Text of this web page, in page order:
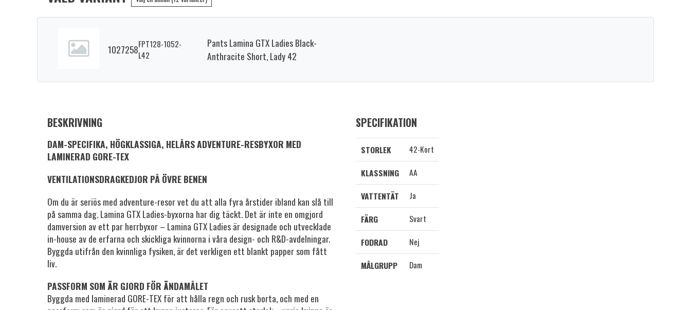
1027258FPT128-1052-
L42
Pants Lamina GTX Ladies Black-
Anthracite Short, Lady 42
BESKRIVNING
DAM-SPECIFIKA, HÖGKLASSIGA, HELÅRS ADVENTURE-RESBYXOR MED
LAMINERAD GORE-TEX
VENTILATIONSDRAGKEDJOR PÅ ÖVRE BENEN
Om du är seriös med adventure-resor vet du att alla fyra årstider ibland kan slå till
på samma dag. Lamina GTX Ladies-byxorna har dig täckt. Det är inte en omgjord
damversion av ett par herrbyxor – Lamina GTX Ladies är designade och utvecklade
in-house av de erfarna och skickliga kvinnorna i våra design- och R&D-avdelningar.
Byggda utifrån den kvinnliga fysiken, är det verkligen ett blankt papper som fått
liv.
PASSFORM SOM ÄR GJORD FÖR ÄNDAMÅLET
Byggda med laminerad GORE-TEX för att hålla regn och rusk borta, och med en
SPECIFIKATION
STORLEK
42-Kort
KLASSNING
AA
VATTENTÄT
Ja
FÄRG
Svart
FODRAD
Nej
MÅLGRUPP
Dam